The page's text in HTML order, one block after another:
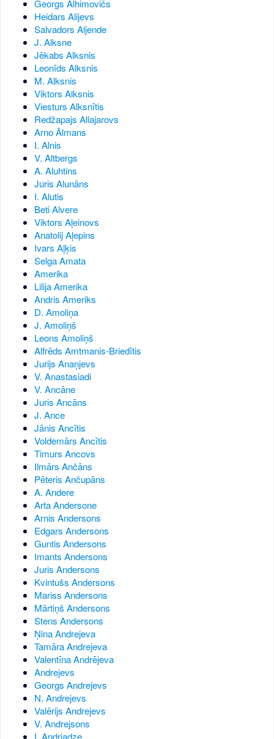
Georgs Alhimovičs
Heidars Alijevs
Salvadors Aljende
J. Alksne
Jēkabs Alksnis
Leonīds Alksnis
M. Alksnis
Viktors Alksnis
Viesturs Alksnītis
Redžapajs Allajarovs
Arno Ālmans
I. Alnis
V. Altbergs
A. Aluhtins
Juris Alunāns
I. Alutis
Beti Alvere
Viktors Aļeinovs
Anatolij Aļepins
Ivars Aļķis
Selga Amata
Amerika
Lilija Amerika
Andris Ameriks
D. Amoliņa
J. Amoliņš
Leons Amoliņš
Alfrēds Amtmanis-Briedītis
Jurijs Anaņjevs
V. Anastasiadi
V. Ancāne
Juris Ancāns
J. Ance
Jānis Ancītis
Voldemārs Ancītis
Timurs Ancovs
Ilmārs Ančāns
Pēteris Ančupāns
A. Andere
Arta Andersone
Arnis Andersons
Edgars Andersons
Guntis Andersons
Imants Andersons
Juris Andersons
Kvintušs Andersons
Mariss Andersons
Mārtiņš Andersons
Stens Andersons
Ņina Andrejeva
Tamāra Andrejeva
Valentīna Andrējeva
Andrejevs
Georgs Andrejevs
N. Andrejevs
Valērijs Andrejevs
V. Andrejsons
I. Andriadze